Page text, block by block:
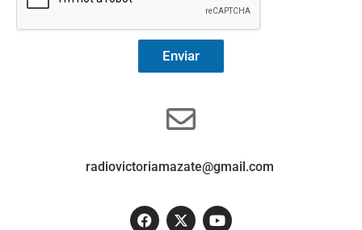
Enviar
radiovictoriamazate@gmail.com